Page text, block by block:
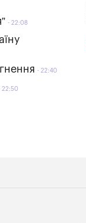
22:08
22:40
22:50